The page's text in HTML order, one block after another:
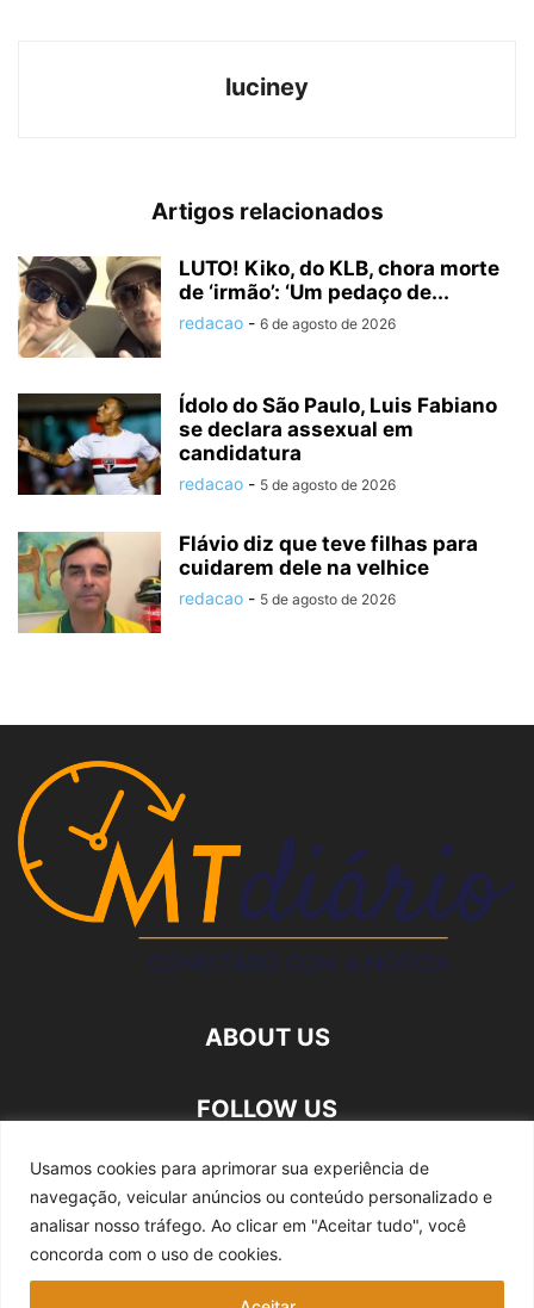
Usamos cookies para aprimorar sua experiência de
navegação, veicular anúncios ou conteúdo personalizado e
analisar nosso tráfego. Ao clicar em "Aceitar tudo", você
concorda com o uso de cookies.
luciney
Artigos relacionados
LUTO! Kiko, do KLB, chora morte
de ‘irmão’: ‘Um pedaço de...
redacao - 6 de agosto de 2026
Ídolo do São Paulo, Luis Fabiano
se declara assexual em
candidatura
redacao - 5 de agosto de 2026
Flávio diz que teve filhas para
cuidarem dele na velhice
redacao - 5 de agosto de 2026
ABOUT US
FOLLOW US
Quem somos Expediente Fale Conosco